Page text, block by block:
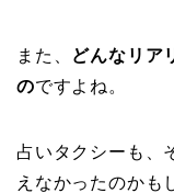
また、 どんなリア
のですよね。
占いタクシーも、
えなかったのかも